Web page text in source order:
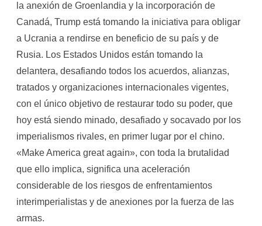
la anexión de Groenlandia y la incorporación de
Canadá, Trump está tomando la iniciativa para obligar
a Ucrania a rendirse en beneficio de su país y de
Rusia. Los Estados Unidos están tomando la
delantera, desafiando todos los acuerdos, alianzas,
tratados y organizaciones internacionales vigentes,
con el único objetivo de restaurar todo su poder, que
hoy está siendo minado, desafiado y socavado por los
imperialismos rivales, en primer lugar por el chino.
«Make America great again», con toda la brutalidad
que ello implica, significa una aceleración
considerable de los riesgos de enfrentamientos
interimperialistas y de anexiones por la fuerza de las
armas.